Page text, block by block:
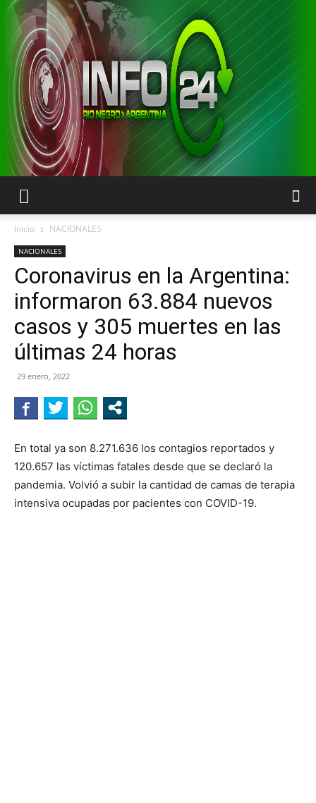
RIO
NEGRO
Inicio NACIONALES
NACIONALES
Coronavirus en la Argentina:
informaron 63.884 nuevos
casos y 305 muertes en las
últimas 24 horas
29 enero, 2022
En total ya son 8.271.636 los contagios reportados y
120.657 las víctimas fatales desde que se declaró la
pandemia. Volvió a subir la cantidad de camas de terapia
intensiva ocupadas por pacientes con COVID-19.